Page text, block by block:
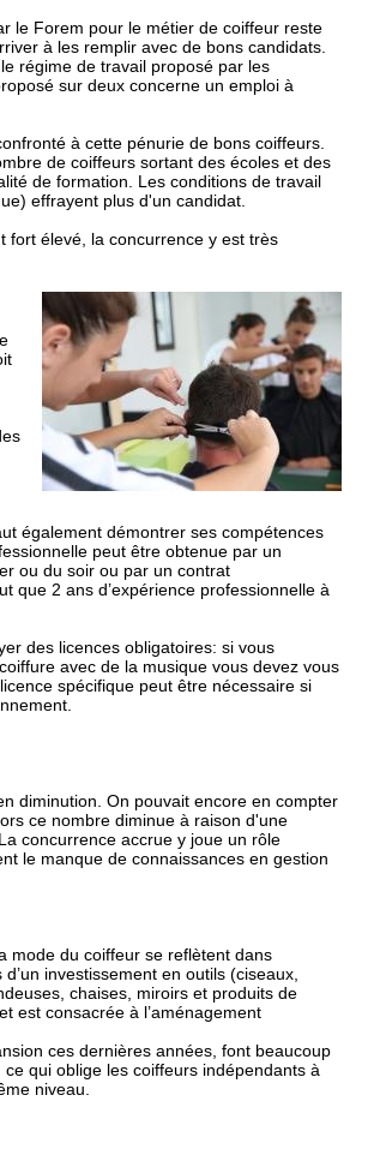
le Forem pour le métier de coiffeur reste
à les remplir avec de bons candidats.
régime de travail proposé par les
sur deux concerne un emploi à
à cette pénurie de bons coiffeurs.
de coiffeurs sortant des écoles et des
de formation. Les conditions de travail
effrayent plus d'un candidat.
fort élevé, la concurrence y est très
également démontrer ses compétences
peut être obtenue par un
ou du soir ou par un contrat
que 2 ans d’expérience professionnelle à
des licences obligatoires: si vous
avec de la musique vous devez vous
spécifique peut être nécessaire si
diminution. On pouvait encore en compter
ce nombre diminue à raison d'une
concurrence accrue y joue un rôle
le manque de connaissances en gestion
mode du coiffeur se reflètent dans
investissement en outils (ciseaux,
chaises, miroirs et produits de
est consacrée à l’aménagement
ces dernières années, font beaucoup
qui oblige les coiffeurs indépendants à
niveau.